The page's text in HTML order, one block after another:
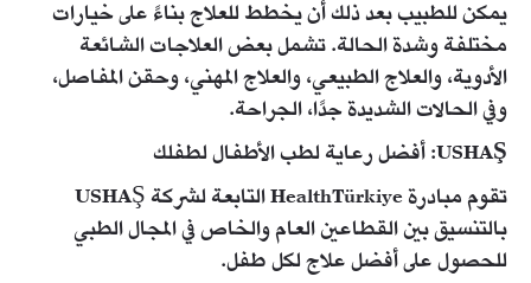
يمكن للطبيب بعد ذلك أن يخطط للعلاج بناءً على خيارات
مختلفة وشدة الحالة. تشمل بعض العلاجات الشائعة
الأدوية، والعلاج الطبيعي، والعلاج المهني، وحقن المفاصل،
وفي الحالات الشديدة جدًا، الجراحة.
USHAŞ: أفضل رعاية لطب الأطفال لطفلك
تقوم مبادرة HealthTürkiye التابعة لشركة USHAŞ
بالتنسيق بين القطاعين العام والخاص في المجال الطبي
للحصول على أفضل علاج لكل طفل.